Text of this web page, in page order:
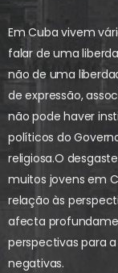
Em Cuba vivem
falar de uma
não de uma
de expressão,
não pode haver
políticos do
religiosa.O
muitos jovens em
relação às
afecta
perspectivas para
negativas.